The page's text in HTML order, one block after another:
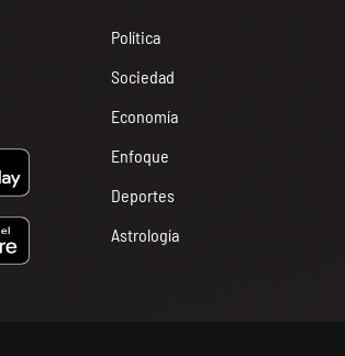
Política
Sociedad
Economía
Enfoque
Deportes
Astrología